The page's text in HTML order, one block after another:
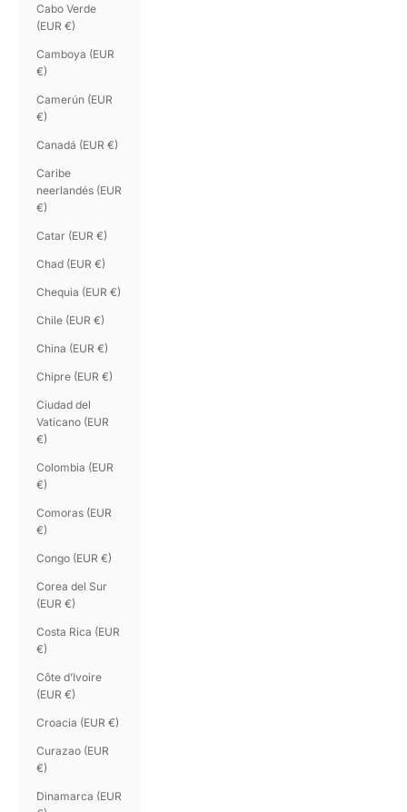
Cabo Verde
(EUR €)
Camboya (EUR
€)
Camerún (EUR
€)
Canadá (EUR €)
Caribe
neerlandés (EUR
€)
Catar (EUR €)
Chad (EUR €)
Chequia (EUR €)
Chile (EUR €)
China (EUR €)
Chipre (EUR €)
Ciudad del
Vaticano (EUR
€)
Colombia (EUR
€)
Comoras (EUR
€)
Congo (EUR €)
Corea del Sur
(EUR €)
Costa Rica (EUR
€)
Côte d’Ivoire
(EUR €)
Croacia (EUR €)
Curazao (EUR
€)
Dinamarca (EUR